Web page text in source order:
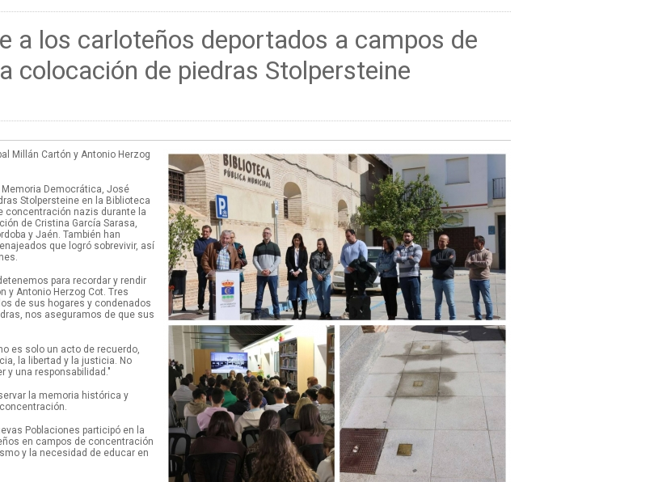
a los carloteños deportados a campos de
colocación de piedras Stolpersteine
Millán Cartón y Antonio Herzog
Democrática, José
Stolpersteine en la Biblioteca
concentración nazis durante la
de Cristina García Sarasa,
y Jaén. También han
que logró sobrevivir, así
para recordar y rendir
y Antonio Herzog Cot. Tres
de sus hogares y condenados
nos aseguramos de que sus
es solo un acto de recuerdo,
la libertad y la justicia. No
y una responsabilidad."
la memoria histórica y
Poblaciones participó en la
en campos de concentración
y la necesidad de educar en